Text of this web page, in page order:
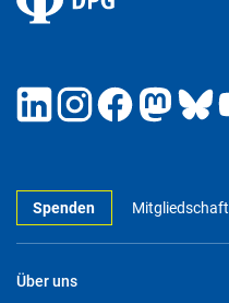
Spenden Mitgliedschaft
Über uns